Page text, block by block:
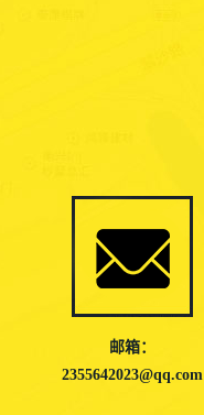
邮箱：
2355642023@qq.com